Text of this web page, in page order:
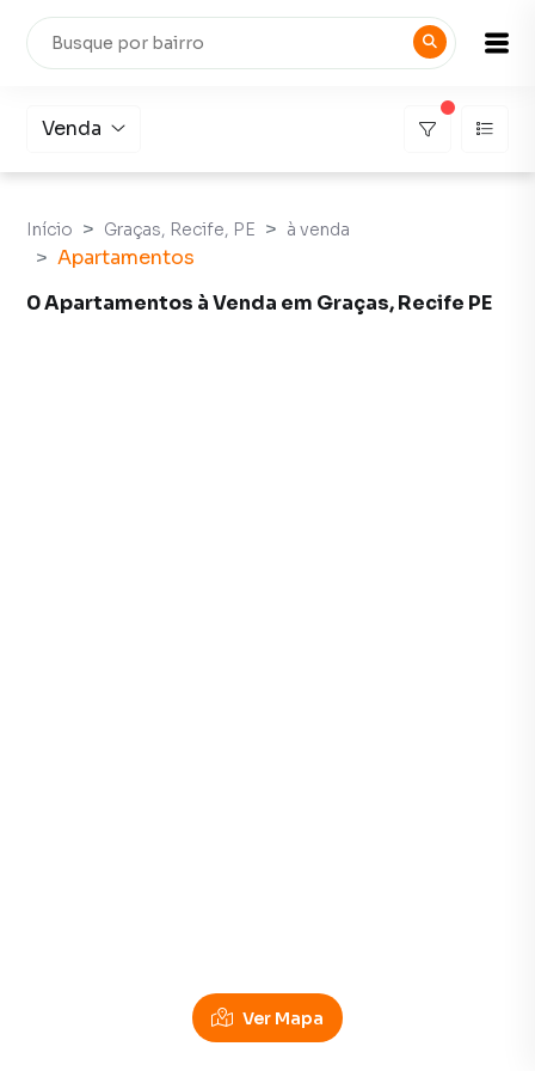
Venda
Início Graças, Recife, PE à venda
Apartamentos
0 Apartamentos à Venda em Graças, Recife PE
Ver Mapa